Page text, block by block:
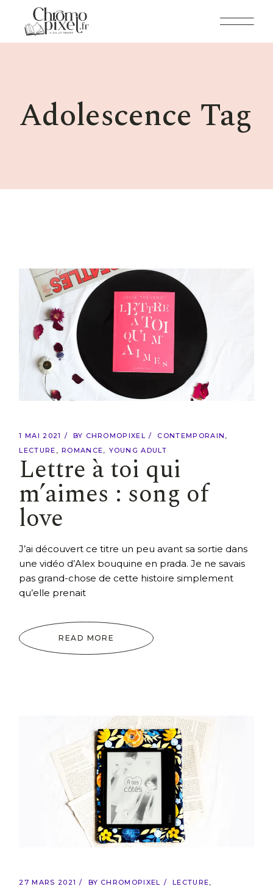
content
Adolescence Tag
1 MAI 2021 BY CHROMOPIXEL
CONTEMPORAIN
LECTURE
ROMANCE YOUNG ADULT
Lettre à toi qui
m’aimes : song of
love
J’ai découvert ce titre un peu avant sa sortie dans
une vidéo d’Alex bouquine en prada. Je ne savais
pas grand-chose de cette histoire simplement
qu’elle prenait
READ MORE
27 MARS 2021 BY CHROMOPIXEL
LECTURE